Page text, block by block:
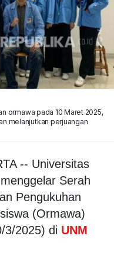
ormawa pada 10 Maret 2025,
melanjutkan perjuangan
-- Universitas
Serah
Pengukuhan
(Ormawa)
3/2025) di UNM